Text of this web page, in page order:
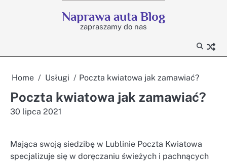
Naprawa auta Blog
zapraszamy do nas
Home Usługi Poczta kwiatowa jak zamawiać?
Poczta kwiatowa jak zamawiać?
30 lipca 2021
Mająca swoją siedzibę w Lublinie Poczta Kwiatowa
specjalizuje się w doręczaniu świeżych i pachnących